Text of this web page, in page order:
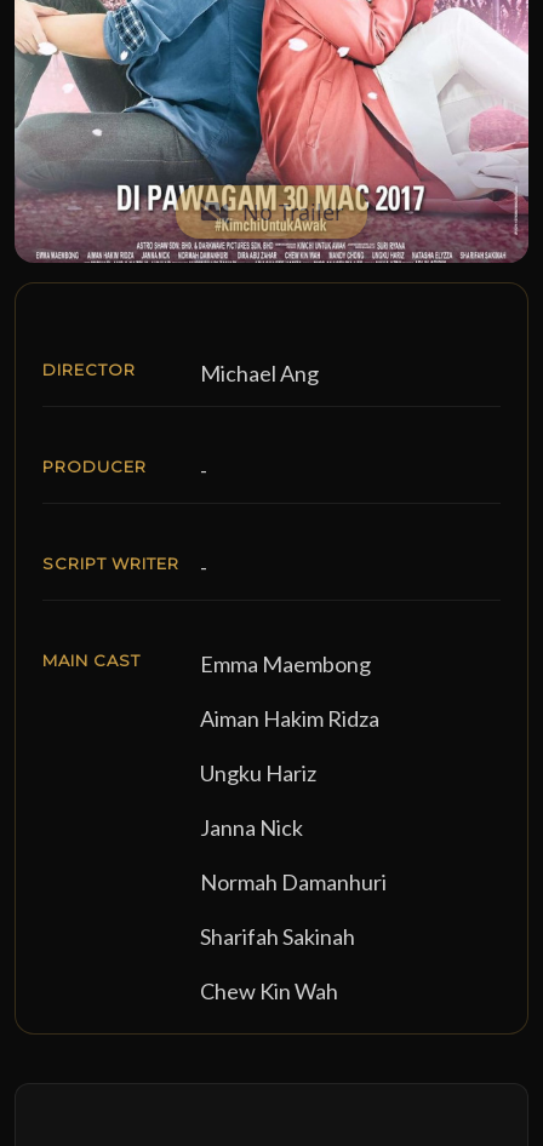
No Trailer
DIRECTOR Michael Ang
PRODUCER -
SCRIPT WRITER -
MAIN CAST Emma Maembong
Aiman Hakim Ridza
Ungku Hariz
Janna Nick
Normah Damanhuri
Sharifah Sakinah
Chew Kin Wah